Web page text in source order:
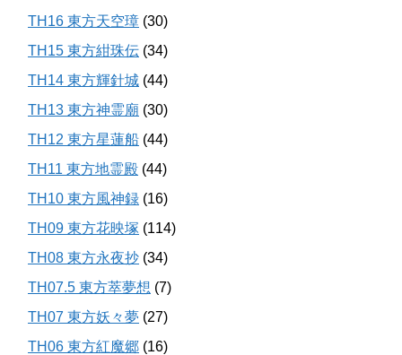
TH16 東方天空璋 (30)
TH15 東方紺珠伝 (34)
TH14 東方輝針城 (44)
TH13 東方神霊廟 (30)
TH12 東方星蓮船 (44)
TH11 東方地霊殿 (44)
TH10 東方風神録 (16)
TH09 東方花映塚 (114)
TH08 東方永夜抄 (34)
TH07.5 東方萃夢想 (7)
TH07 東方妖々夢 (27)
TH06 東方紅魔郷 (16)